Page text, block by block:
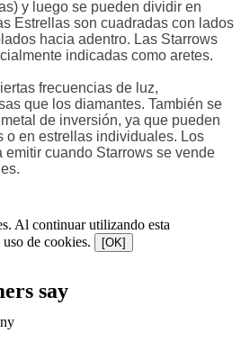
y luego se pueden dividir en
Estrellas son cuadradas con lados
hacia adentro. Las Starrows
indicadas como aretes.
frecuencias de luz,
que los diamantes. También se
de inversión, ya que pueden
o en estrellas individuales. Los
emitir cuando Starrows se vende
Al continuar utilizando esta
de cookies.
[OK]
say